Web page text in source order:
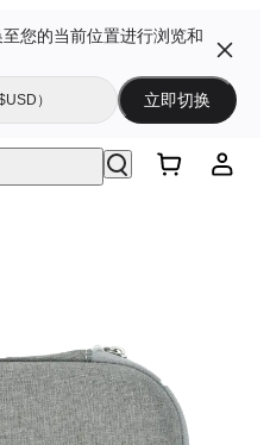
您的当前位置进行浏览和
） 立即切换